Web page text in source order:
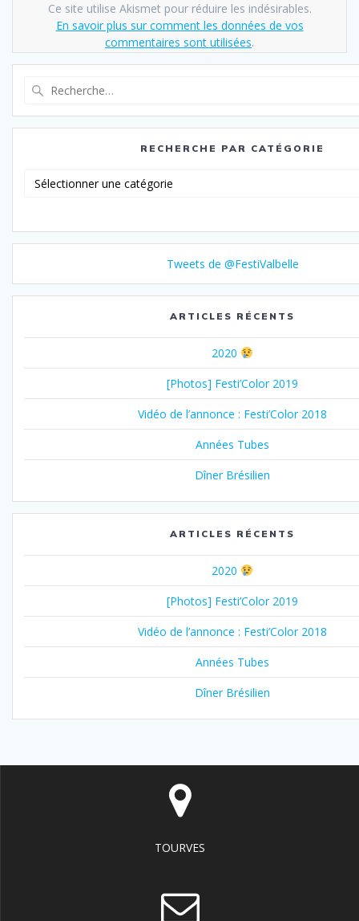
Ce site utilise Akismet pour réduire les indésirables.
En savoir plus sur comment les données de vos
commentaires sont utilisées.
:
RECHERCHE PAR CATÉGORIE
Tweets de @FestiValbelle
ARTICLES RÉCENTS
2020
[Photos] Festi’Color 2019
Vidéo de l’annonce : Festi’Color 2018
Années Tubes
Dîner Brésilien
ARTICLES RÉCENTS
2020
[Photos] Festi’Color 2019
Vidéo de l’annonce : Festi’Color 2018
Années Tubes
Dîner Brésilien
TOURVES